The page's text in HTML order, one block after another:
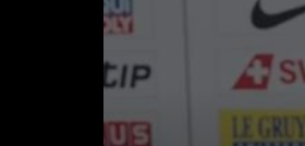
Kreis den
möglichen
EISHOCKEY-WM